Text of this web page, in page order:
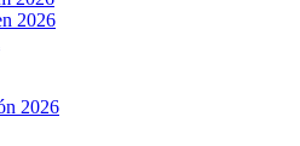
2026
2026